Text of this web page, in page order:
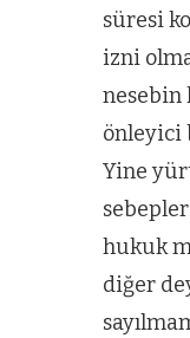
süresi
izni
nesebin
önleyici
Yine
hukuk
diğer
ve